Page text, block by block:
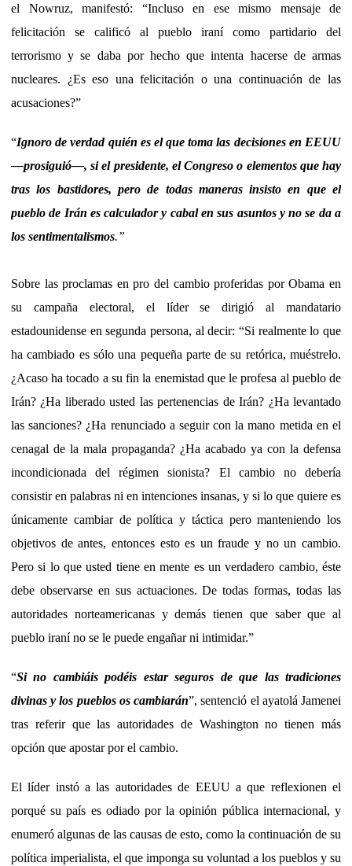
el Nowruz, manifestó: “Incluso en ese mismo mensaje de
felicitación se calificó al pueblo iraní como partidario del
terrorismo y se daba por hecho que intenta hacerse de armas
nucleares. ¿Es eso una felicitación o una continuación de las
acusaciones?”
“Ignoro de verdad quién es el que toma las decisiones en EEUU
—prosiguió—, si el presidente, el Congreso o elementos que hay
tras los bastidores, pero de todas maneras insisto en que el
pueblo de Irán es calculador y cabal en sus asuntos y no se da a
los sentimentalismos.”
Sobre las proclamas en pro del cambio proferidas por Obama en
su campaña electoral, el líder se dirigió al mandatario
estadounidense en segunda persona, al decir: “Si realmente lo que
ha cambiado es sólo una pequeña parte de su retórica, muéstrelo.
¿Acaso ha tocado a su fin la enemistad que le profesa al pueblo de
Irán? ¿Ha liberado usted las pertenencias de Irán? ¿Ha levantado
las sanciones? ¿Ha renunciado a seguir con la mano metida en el
cenagal de la mala propaganda? ¿Ha acabado ya con la defensa
incondicionada del régimen sionista? El cambio no debería
consistir en palabras ni en intenciones insanas, y si lo que quiere es
únicamente cambiar de política y táctica pero manteniendo los
objetivos de antes, entonces esto es un fraude y no un cambio.
Pero si lo que usted tiene en mente es un verdadero cambio, éste
debe observarse en sus actuaciones. De todas formas, todas las
autoridades norteamericanas y demás tienen que saber que al
pueblo iraní no se le puede engañar ni intimidar.”
“Si no cambiáis podéis estar seguros de que las tradiciones
divinas y los pueblos os cambiarán”, sentenció el ayatolá Jamenei
tras referir que las autoridades de Washington no tienen más
opción que apostar por el cambio.
El líder instó a las autoridades de EEUU a que reflexionen el
porqué su país es odiado por la opinión pública internacional, y
enumeró algunas de las causas de esto, como la continuación de su
política imperialista, el que imponga su voluntad a los pueblos y su